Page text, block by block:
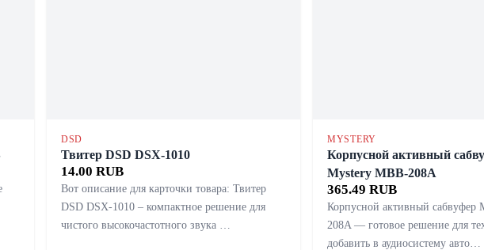
DSD
Твитер DSD DSX-1010
14.00 RUB
Вот описание для карточки товара: Твитер
DSD DSX-1010 – компактное решение для
чистого высокочастотного звука …
MYSTERY
Корпусной активный
Mystery MBB-208A
365.49 RUB
Корпусной активный сабвуфер
208A — готовое решение для
добавить в аудиосистему авто…